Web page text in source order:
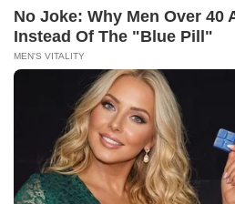
куда-то уехала.
— Ну, ехала, и что? —
— Да не могла она никуда
работу завтра! Она и в
никогда — всё работает,
Помешалась на этих